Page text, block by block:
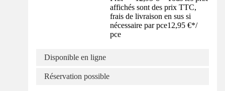
affichés sont des prix TTC,
frais de livraison en sus si
nécessaire par pce12,95 €*/
pce
Disponible en ligne
Réservation possible